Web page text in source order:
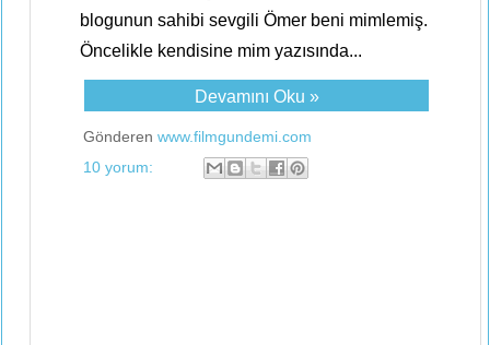
blogunun sahibi sevgili Ömer beni mimlemiş.
Öncelikle kendisine mim yazısında...
Devamını Oku »
Gönderen www.filmgundemi.com
10 yorum: